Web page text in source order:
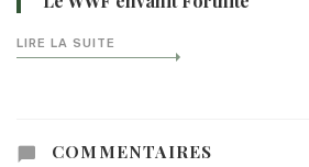
LIRE LA SUITE
COMMENTAIRES